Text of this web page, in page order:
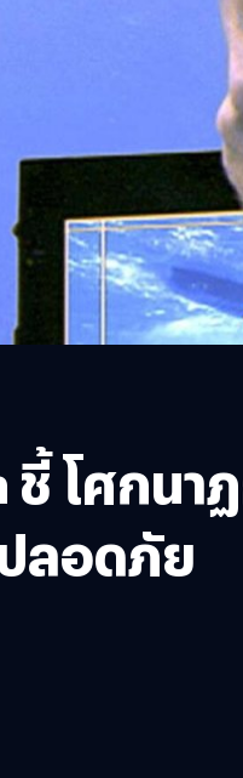
โศกนา
ปลอดภัย